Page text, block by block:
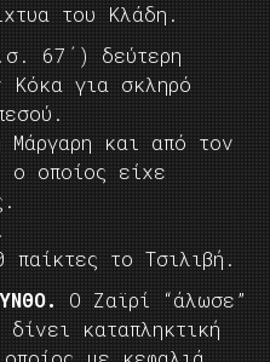
του Κλάδη.
67΄) δεύτερη
Κόκα για σκληρό
Μάργαρη και από τον
ο οποίος είχε
παίκτες το Τσιλιβή.
Ο Ζαϊρί “άλωσε”
καταπληκτική